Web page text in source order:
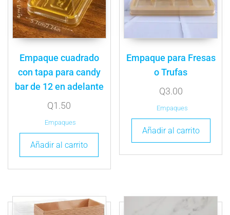
Empaque cuadrado
con tapa para candy
bar de 12 en adelante
Q1.50
Empaques
Añadir al carrito
Empaque para Fresas
o Trufas
Q3.00
Empaques
Añadir al carrito